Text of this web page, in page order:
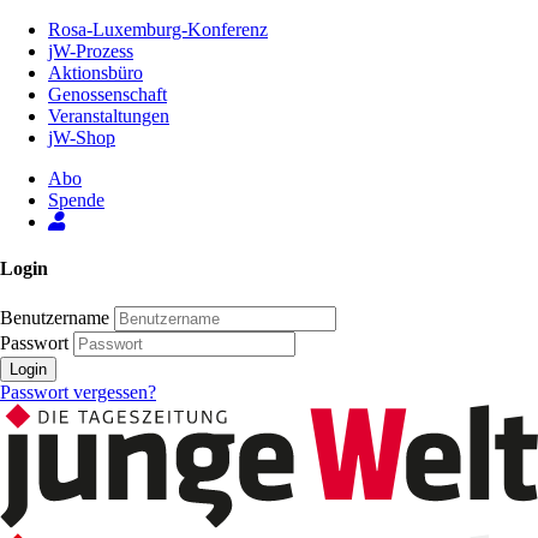
Inhalt
Seite
Rosa-Luxemburg-Konferenz
jW-Prozess
Aktionsbüro
Genossenschaft
Veranstaltungen
jW-Shop
Abo
Spende
Login
Benutzername
Passwort
Login
Passwort vergessen?